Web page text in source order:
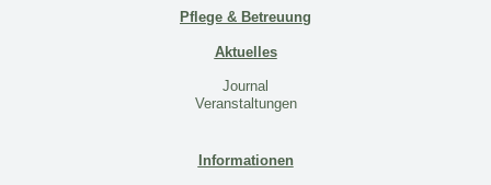
Pflege & Betreuung
Aktuelles
Journal
Veranstaltungen
Informationen